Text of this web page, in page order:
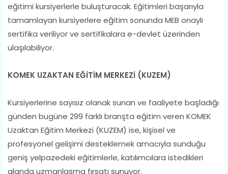
eğitimi kursiyerlerle buluşturacak. Eğitimleri başarıyla
tamamlayan kursiyerlere eğitim sonunda MEB onaylı
sertifika veriliyor ve sertifikalara e-devlet üzerinden
ulaşılabiliyor.
KOMEK UZAKTAN EĞİTİM MERKEZİ (KUZEM)
Kursiyerlerine sayısız olanak sunan ve faaliyete başladığı
günden bugüne 299 farklı branşta eğitim veren KOMEK
Uzaktan Eğitim Merkezi (KUZEM) ise, kişisel ve
profesyonel gelişimi desteklemek amacıyla sunduğu
geniş yelpazedeki eğitimlerle, katılımcılara istedikleri
alanda uzmanlaşma fırsatı sunuyor.